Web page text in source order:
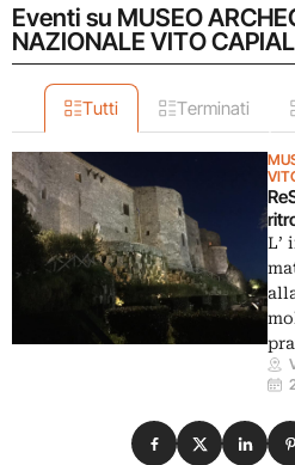
Eventi su MUSEO
NAZIONALE VITO
Tutti Terminati
L’
Condividi su
Condividi su